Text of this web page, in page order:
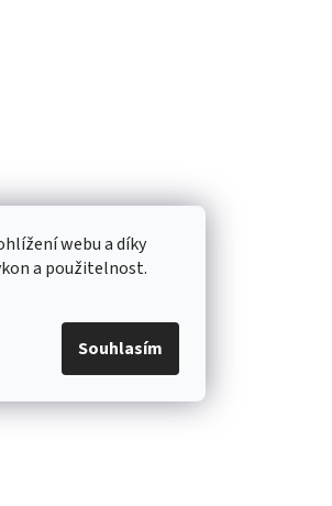
webu a díky
a použitelnost.
Souhlasím